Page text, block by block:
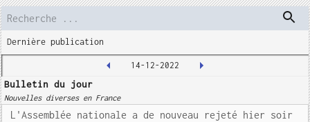
Dernière publication
14-12-2022
Bulletin du jour
Nouvelles diverses en France
L'Assemblée nationale a de nouveau rejeté hier soir